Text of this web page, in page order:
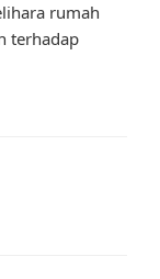
rumah
terhadap